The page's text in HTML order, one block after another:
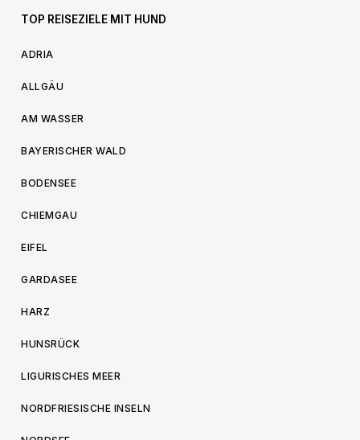
TOP REISEZIELE MIT HUND
ADRIA
ALLGÄU
AM WASSER
BAYERISCHER WALD
BODENSEE
CHIEMGAU
EIFEL
GARDASEE
HARZ
HUNSRÜCK
LIGURISCHES MEER
NORDFRIESISCHE INSELN